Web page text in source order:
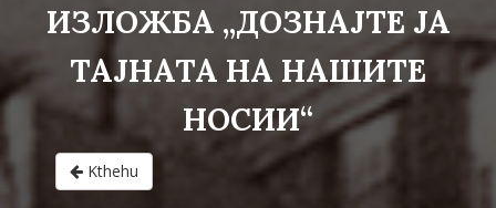
Kthehu
ИЗЛОЖБА „ДОЗНАЈТЕ ЈА
ТАЈНАТА НА НАШИТЕ
НОСИИ“